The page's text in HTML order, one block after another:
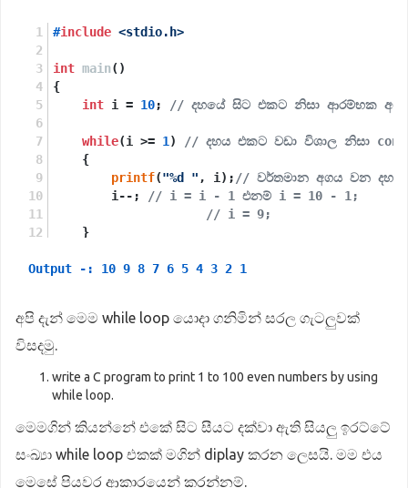
#include <stdio.h>
int main()
{
int i = 10; // දහයේ සිට එකට නිසා ආරම්භක
while(i >= 1 )
// දහය එකට වඩා විශාල නිසා
    {
printf("%d " , i); // වර්තමාන අගය වන දහය
        i--;
// i = i - 1 එනම් i = 10 - 1;
// i = 9;
    }
return 0;
Output -: 10 9 8 7 6 5 4 3 2 1
අපි දැන් මෙම while loop යොදා ගනිමින් සරල ගැටලුවක්
විසදමු.
write a C program to print 1 to 100 even numbers by using
while loop.
මෙමගින් කියන්නේ එකේ සිට සීයට දක්වා ඇති සියලු ඉරට්ටේ
සංඛ්‍යා while loop එකක් මගින් diplay කරන ලෙසයි. මම එය
මෙසේ පියවර ආකාරයෙන් කරන්නම්.